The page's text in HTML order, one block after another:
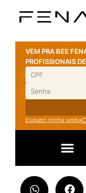
VEM PRA BEE
PROFISSIONAIS
Esqueci minha senha